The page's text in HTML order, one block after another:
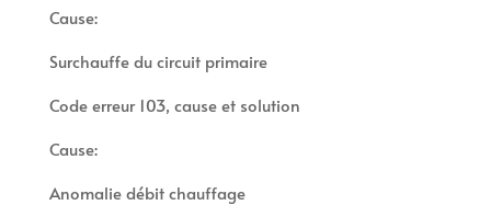
Cause:
Surchauffe du circuit primaire
Code erreur 103, cause et solution
Cause:
Anomalie débit chauffage